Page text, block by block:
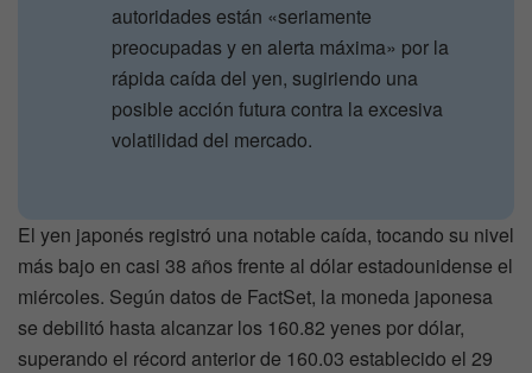
autoridades están «seriamente
preocupadas y en alerta máxima» por la
rápida caída del yen, sugiriendo una
posible acción futura contra la excesiva
volatilidad del mercado.
El yen japonés registró una notable caída, tocando su nivel
más bajo en casi 38 años frente al dólar estadounidense el
miércoles. Según datos de FactSet, la moneda japonesa
se debilitó hasta alcanzar los 160.82 yenes por dólar,
superando el récord anterior de 160.03 establecido el 29